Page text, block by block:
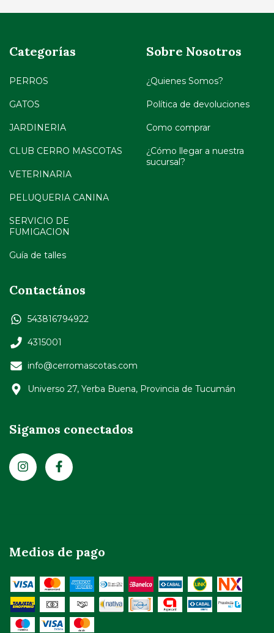
Categorías
PERROS
GATOS
JARDINERIA
CLUB CERRO MASCOTAS
VETERINARIA
PELUQUERIA CANINA
SERVICIO DE
FUMIGACION
Guía de talles
Sobre Nosotros
¿Quienes Somos?
Política de devoluciones
Como comprar
¿Cómo llegar a nuestra
sucursal?
Contactános
543816794922
4315001
info@cerromascotas.com
Universo 27, Yerba Buena, Provincia de Tucumán
Sigamos conectados
Medios de pago